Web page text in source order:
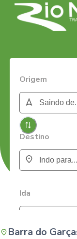
Origem
Destino
Ida
Barra do